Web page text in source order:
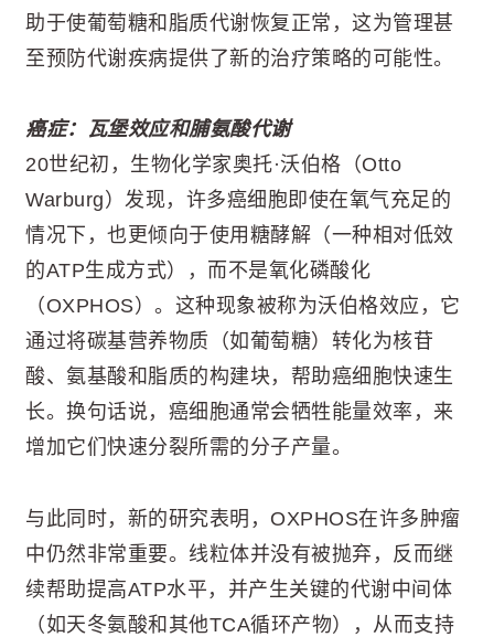
助于使葡萄糖和脂质代谢恢复正常，这为管理甚
至预防代谢疾病提供了新的治疗策略的可能性。
癌症：瓦堡效应和脯氨酸代谢
20世纪初，生物化学家奥托·沃伯格（Otto
Warburg）发现，许多癌细胞即使在氧气充足的
情况下，也更倾向于使用糖酵解（一种相对低效
的ATP生成方式），而不是氧化磷酸化
（OXPHOS）。这种现象被称为沃伯格效应，它
通过将碳基营养物质（如葡萄糖）转化为核苷
酸、氨基酸和脂质的构建块，帮助癌细胞快速生
长。换句话说，癌细胞通常会牺牲能量效率，来
增加它们快速分裂所需的分子产量。
与此同时，新的研究表明，OXPHOS在许多肿瘤
中仍然非常重要。线粒体并没有被抛弃，反而继
续帮助提高ATP水平，并产生关键的代谢中间体
（如天冬氨酸和其他TCA循环产物），从而支持